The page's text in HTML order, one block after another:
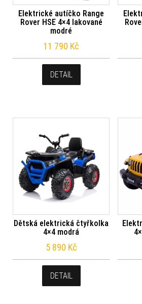
Elektrické autíčko Range
Rover HSE 4×4 lakované
modré
11 790 Kč
DETAIL
Dětská elektrická čtyřkolka
4×4 modrá
5 890 Kč
DETAIL